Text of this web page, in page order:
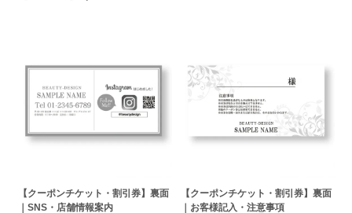
【クーポンチケット・割引券】裏面
｜SNS・店舗情報案内
【クーポンチケット・割引券】裏面
｜お客様記入・注意事項